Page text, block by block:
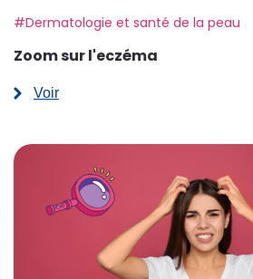
Etiquette:
#Dermatologie et santé de la peau
Zoom sur l'eczéma
Voir
:
l'eczéma